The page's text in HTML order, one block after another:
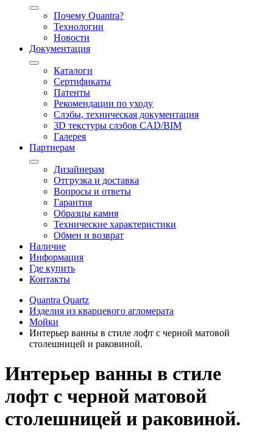
Почему Quantra?
Технологии
Новости
Документация
Каталоги
Сертификаты
Патенты
Рекомендации по уходу
Слэбы, техническая документация
3D текстуры слэбов CAD/BIM
Галерея
Партнерам
Дизайнерам
Отгрузка и доставка
Вопросы и ответы
Гарантия
Образцы камня
Технические характеристики
Обмен и возврат
Наличие
Информация
Где купить
Контакты
Quantra Quartz
Изделия из кварцевого агломерата
Мойки
Интерьер ванны в стиле лофт с черной матовой
столешницей и раковиной.
Интерьер ванны в стиле
лофт с черной матовой
столешницей и раковиной.